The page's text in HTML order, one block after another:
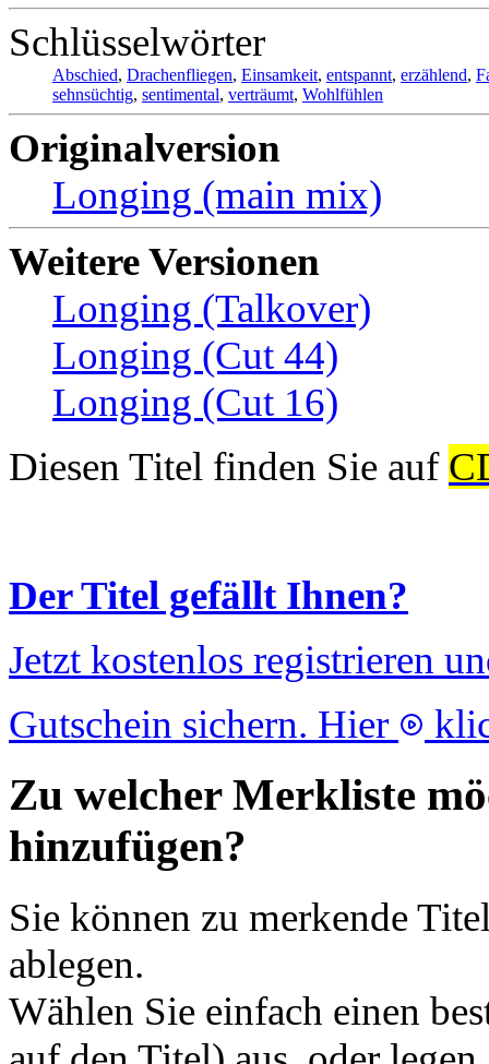
Schlüsselwörter
Abschied, Drachenfliegen, Einsamkeit, entspannt, erzählend,
sehnsüchtig, sentimental, verträumt, Wohlfühlen
Originalversion
Longing (main mix)
Weitere Versionen
Longing (Talkover)
Longing (Cut 44)
Longing (Cut 16)
Diesen Titel finden Sie auf
Der Titel gefällt Ihnen?
Jetzt kostenlos registrieren
Gutschein sichern. Hier
Zu welcher Merkliste
hinzufügen?
Sie können zu merkende
ablegen.
Wählen Sie einfach einen